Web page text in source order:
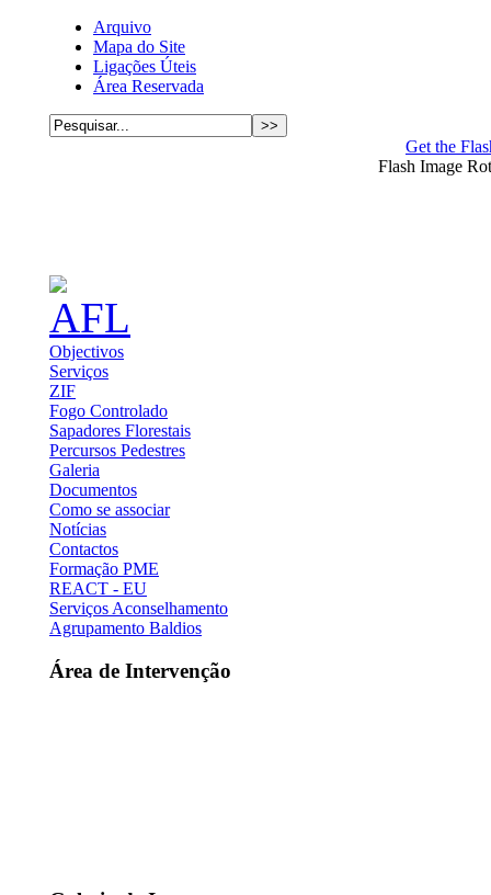
Arquivo
Mapa do Site
Ligações Úteis
Área Reservada
Get the
Flash Image
Objectivos
Serviços
ZIF
Fogo Controlado
Sapadores Florestais
Percursos Pedestres
Galeria
Documentos
Como se associar
Notícias
Contactos
Formação PME
REACT - EU
Serviços Aconselhamento
Agrupamento Baldios
Área de Intervenção